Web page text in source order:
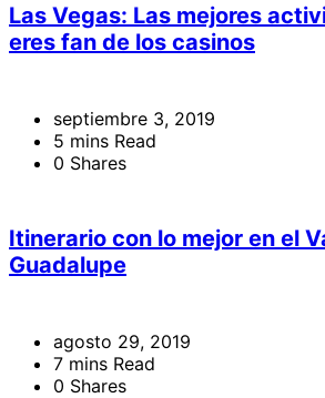
Las Vegas: Las mejores
eres fan de los casinos
septiembre 3, 2019
5 mins Read
0 Shares
Itinerario con lo mejor en el
Guadalupe
agosto 29, 2019
7 mins Read
0 Shares